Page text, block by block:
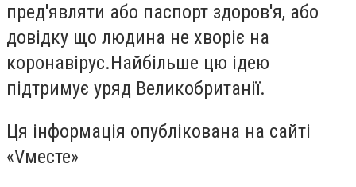
пред'являти або паспорт здоров'я, або
довідку що людина не хворіє на
коронавірус.Найбільше цю ідею
підтримує уряд Великобританії.
Ця інформація опублікована на сайті
«Vместе»